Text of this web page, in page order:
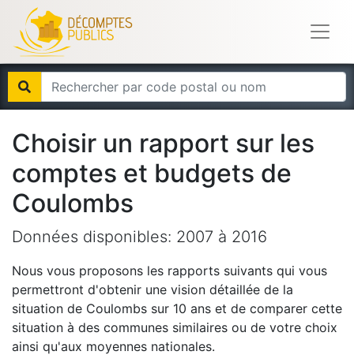
Choisir un rapport sur les
comptes et budgets de
Coulombs
Données disponibles: 2007 à 2016
Nous vous proposons les rapports suivants qui vous
permettront d'obtenir une vision détaillée de la
situation de Coulombs sur 10 ans et de comparer cette
situation à des communes similaires ou de votre choix
ainsi qu'aux moyennes nationales.